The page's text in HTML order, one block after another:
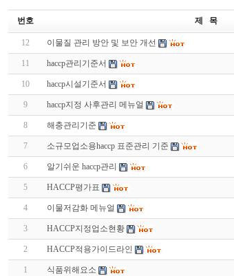
번호
제 목
12 이물질 관리 방안 및 보안 개선
11 haccp관리기준서
10 haccp시설기준서
9 haccp지정 사후관리 메뉴얼
8 해충관리기준
7 소규모업소용haccp 표준관리 기준
6 알기쉬운 haccp관리
5 HACCP평가표
4 이물저감화 메뉴얼
3 HACCP지정업소현황
2 HACCP적용가이드라인
1 식품위해요소